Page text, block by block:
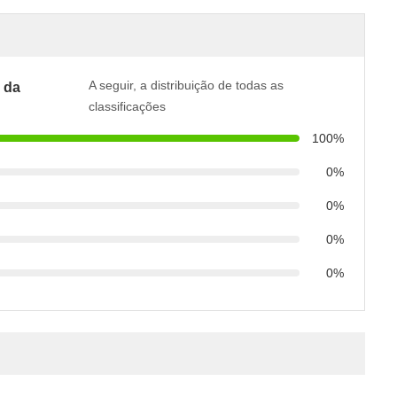
da
A seguir, a distribuição de todas as
classificações
100%
0%
0%
0%
0%